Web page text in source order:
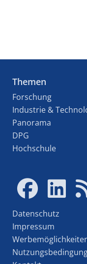
Themen
Forschung
Industrie &
Panorama
DPG
Hochschule
Datenschutz
Impressum